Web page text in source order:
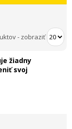
- zobraziť
žiadny
svoj